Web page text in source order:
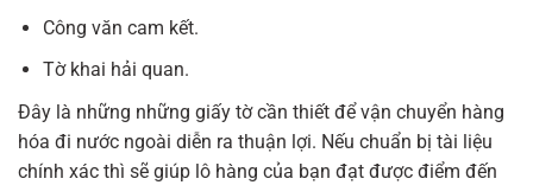
Công văn cam kết.
Tờ khai hải quan.
Đây là những những giấy tờ cần thiết để vận chuyển hàng
hóa đi nước ngoài diễn ra thuận lợi. Nếu chuẩn bị tài liệu
chính xác thì sẽ giúp lô hàng của bạn đạt được điểm đến